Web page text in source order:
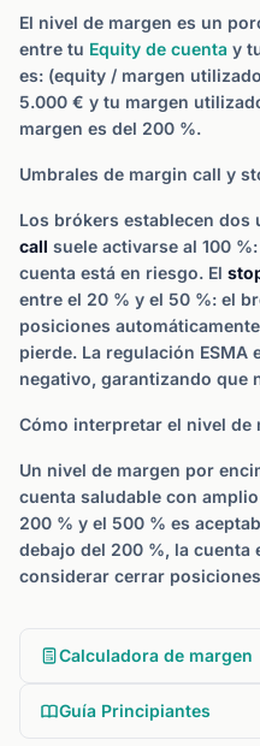
El nivel de margen es un
entre tu Equity de cuenta y
es: (equity / margen
5.000 € y tu margen
margen es del 200 %.
Umbrales de margin call y
Los brókers establecen dos
call suele activarse al 100
cuenta está en riesgo. El
entre el 20 % y el 50 %: el
posiciones
pierde. La regulación ESMA
negativo, garantizando que
Cómo interpretar el nivel de
Un nivel de margen por
cuenta saludable con
200 % y el 500 % es
debajo del 200 %, la cuenta
considerar cerrar
Calculadora de margen
Guía Principiantes